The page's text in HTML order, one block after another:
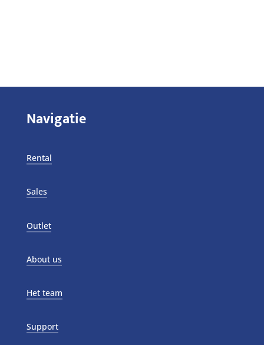
Navigatie
Rental
Sales
Outlet
About us
Het team
Support